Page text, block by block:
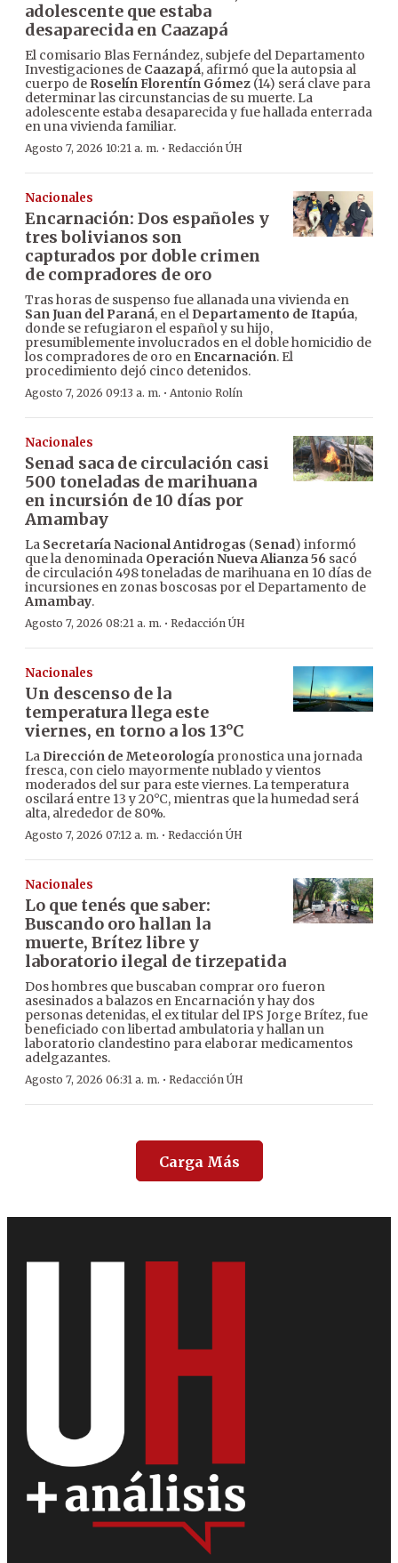
adolescente que estaba
desaparecida en Caazapá
El comisario Blas Fernández, subjefe del Departamento
Investigaciones de Caazapá, afirmó que la autopsia al
cuerpo de Roselín Florentín Gómez (14) será clave para
determinar las circunstancias de su muerte. La
adolescente estaba desaparecida y fue hallada enterrada
en una vivienda familiar.
Agosto 7, 2026 10:21 a. m. · Redacción ÚH
Nacionales
Encarnación: Dos españoles y
tres bolivianos son
capturados por doble crimen
de compradores de oro
Tras horas de suspenso fue allanada una vivienda en
San Juan del Paraná, en el Departamento de Itapúa,
donde se refugiaron el español y su hijo,
presumiblemente involucrados en el doble homicidio de
los compradores de oro en Encarnación. El
procedimiento dejó cinco detenidos.
Agosto 7, 2026 09:13 a. m. · Antonio Rolín
Nacionales
Senad saca de circulación casi
500 toneladas de marihuana
en incursión de 10 días por
Amambay
La Secretaría Nacional Antidrogas (Senad) informó
que la denominada Operación Nueva Alianza 56 sacó
de circulación 498 toneladas de marihuana en 10 días de
incursiones en zonas boscosas por el Departamento de
Amambay.
Agosto 7, 2026 08:21 a. m. · Redacción ÚH
Nacionales
Un descenso de la
temperatura llega este
viernes, en torno a los 13°C
La Dirección de Meteorología pronostica una jornada
fresca, con cielo mayormente nublado y vientos
moderados del sur para este viernes. La temperatura
oscilará entre 13 y 20°C, mientras que la humedad será
alta, alrededor de 80%.
Agosto 7, 2026 07:12 a. m. · Redacción ÚH
Nacionales
Lo que tenés que saber:
Buscando oro hallan la
muerte, Brítez libre y
laboratorio ilegal de tirzepatida
Dos hombres que buscaban comprar oro fueron
asesinados a balazos en Encarnación y hay dos
personas detenidas, el ex titular del IPS Jorge Brítez, fue
beneficiado con libertad ambulatoria y hallan un
laboratorio clandestino para elaborar medicamentos
adelgazantes.
Agosto 7, 2026 06:31 a. m. · Redacción ÚH
Carga Más